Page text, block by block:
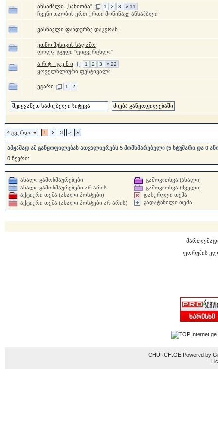
ანსამბლი ,,სახიობა'' 1 2 3 » 11
ჩვენი თაობის ერთ-ერთი მოწინავე ანსამბლი
ვასწავლი ფანდურზე დაკვრას
ეთნო მუსიკის საღამო
ფოლკ-ჯგუფი "ფიცვერცხლი"
ა რ ტ _ გ ე ნ ი 1 2 3 » 22
ყოველწლიური ფესტივალი
ეგარი 1 2
4 გვერდი 1 2 3 > »
ამჟამად ამ განყოფილებას ათვალიერებს 5 მომხმარებელი (5 სტუმარი და 0
0 წევრი:
ახალი გამოხმაურებები
ახალი გამოხმაურებები არ არის
აქტიური თემა (ახალი პოსტები)
აქტიური თემა (ახალი პოსტები არ არის)
გამოკითხვა (ახალი)
გამოკითხვა (ძველი)
დახურული თემა
გადატანილი თემა
ფორუმის
CHURCH.GE-Powered by